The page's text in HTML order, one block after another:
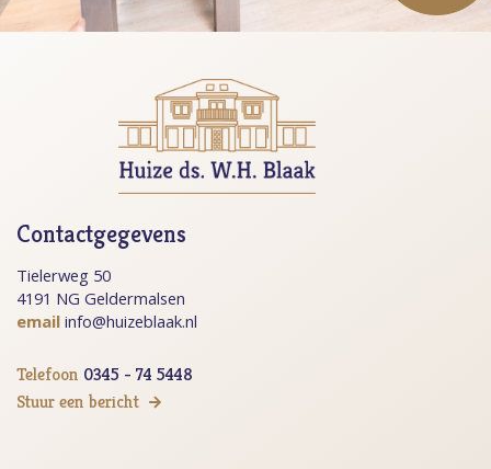
Contactgegevens
Tielerweg 50
4191 NG Geldermalsen
email info@huizeblaak.nl
Telefoon 0345 - 74 5448
Stuur een bericht